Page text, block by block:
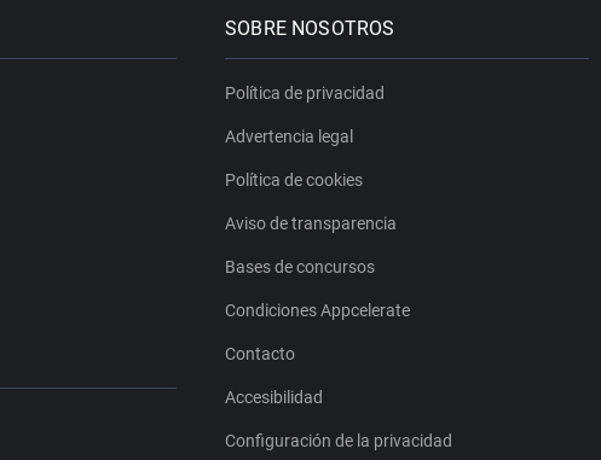
SOBRE NOSOTROS
Política de privacidad
Advertencia legal
Política de cookies
Aviso de transparencia
Bases de concursos
Condiciones Appcelerate
Contacto
Accesibilidad
Configuración de la privacidad